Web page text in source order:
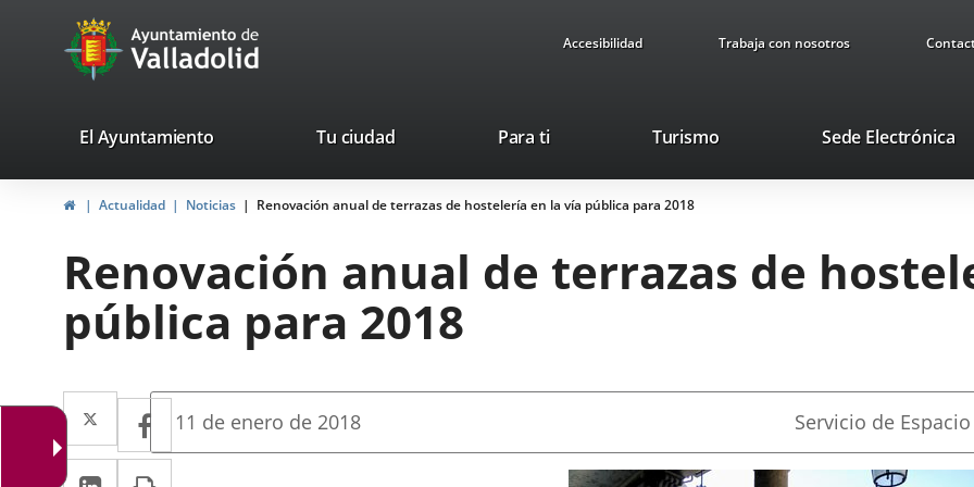
Portal
Web
Ayuntamiento
de
Accesibilidad Trabaja con nosotros
valladolid.es
El Ayuntamiento Tu ciudad Para ti TurismoEste
se
ventana
Sede Electrónica
InicioActualidad Noticias Renovación anual de terrazas de hostelería en la vía pública para 2018
Renovación anual de terrazas de
pública para 2018
Twitter
Enlace
a
Facebook
Enlace
a
LinkedIn
Enlace
Fecha
la
11 de enero de 2018 Fuente
la
Servicio de